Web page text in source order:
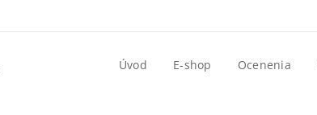
Úvod E-shop Ocenenia